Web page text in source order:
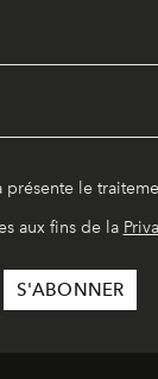
présente le
aux fins de la